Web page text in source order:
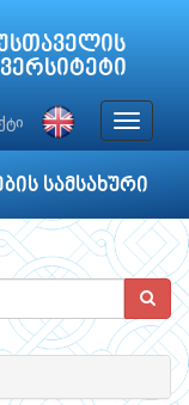
Toggle
სამსახური